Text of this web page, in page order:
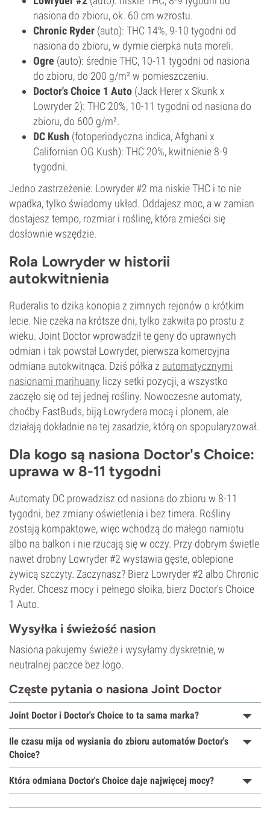
nasiona do zbioru, ok. 60 cm wzrostu.
Chronic Ryder (auto): THC 14%, 9-10 tygodni od
nasiona do zbioru, w dymie cierpka nuta moreli.
Ogre (auto): średnie THC, 10-11 tygodni od nasiona
do zbioru, do 200 g/m² w pomieszczeniu.
Doctor's Choice 1 Auto (Jack Herer x Skunk x
Lowryder 2): THC 20%, 10-11 tygodni od nasiona do
zbioru, do 600 g/m².
DC Kush (fotoperiodyczna indica, Afghani x
Californian OG Kush): THC 20%, kwitnienie 8-9
tygodni.
Jedno zastrzeżenie: Lowryder #2 ma niskie THC i to nie
wpadka, tylko świadomy układ. Oddajesz moc, a w zamian
dostajesz tempo, rozmiar i roślinę, która zmieści się
dosłownie wszędzie.
Rola Lowryder w historii
autokwitnienia
Ruderalis to dzika konopia z zimnych rejonów o krótkim
lecie. Nie czeka na krótsze dni, tylko zakwita po prostu z
wieku. Joint Doctor wprowadził te geny do uprawnych
odmian i tak powstał Lowryder, pierwsza komercyjna
odmiana autokwitnąca. Dziś półka z automatycznymi
nasionami marihuany liczy setki pozycji, a wszystko
zaczęło się od tej jednej rośliny. Nowoczesne automaty,
choćby FastBuds, biją Lowrydera mocą i plonem, ale
działają dokładnie na tej zasadzie, którą on spopularyzował.
Dla kogo są nasiona Doctor's Choice:
uprawa w 8-11 tygodni
Automaty DC prowadzisz od nasiona do zbioru w 8-11
tygodni, bez zmiany oświetlenia i bez timera. Rośliny
zostają kompaktowe, więc wchodzą do małego namiotu
albo na balkon i nie rzucają się w oczy. Przy dobrym świetle
nawet drobny Lowryder #2 wystawia gęste, oblepione
żywicą szczyty. Zaczynasz? Bierz Lowryder #2 albo Chronic
Ryder. Chcesz mocy i pełnego słoika, bierz Doctor's Choice
1 Auto.
Wysyłka i świeżość nasion
Nasiona pakujemy świeże i wysyłamy dyskretnie, w
neutralnej paczce bez logo.
Częste pytania o nasiona Joint Doctor
Joint Doctor i Doctor's Choice to ta sama marka?
Ile czasu mija od wysiania do zbioru automatów Doctor's
Choice?
Która odmiana Doctor's Choice daje najwięcej mocy?